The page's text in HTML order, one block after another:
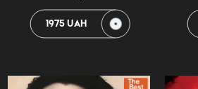
1975 UAH